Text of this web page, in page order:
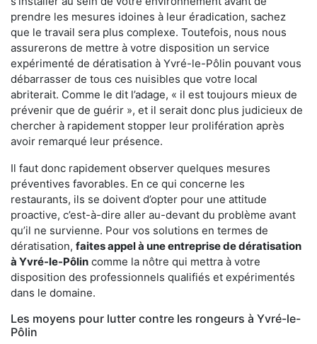
prendre les mesures idoines à leur éradication, sachez
que le travail sera plus complexe. Toutefois, nous nous
assurerons de mettre à votre disposition un service
expérimenté de dératisation à Yvré-le-Pôlin pouvant vous
débarrasser de tous ces nuisibles que votre local
abriterait. Comme le dit l’adage, « il est toujours mieux de
prévenir que de guérir », et il serait donc plus judicieux de
chercher à rapidement stopper leur prolifération après
avoir remarqué leur présence.
Il faut donc rapidement observer quelques mesures
préventives favorables. En ce qui concerne les
restaurants, ils se doivent d’opter pour une attitude
proactive, c’est-à-dire aller au-devant du problème avant
qu’il ne survienne. Pour vos solutions en termes de
dératisation, faites appel à une entreprise de dératisation
à Yvré-le-Pôlin comme la nôtre qui mettra à votre
disposition des professionnels qualifiés et expérimentés
dans le domaine.
Les moyens pour lutter contre les rongeurs à Yvré-le-
Pôlin